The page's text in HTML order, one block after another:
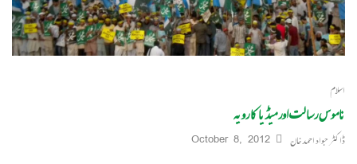
اسلام
ناموس رسالت اور میڈیا کا رویہ
ڈاکٹر جواد احمد خان October 8, 2012